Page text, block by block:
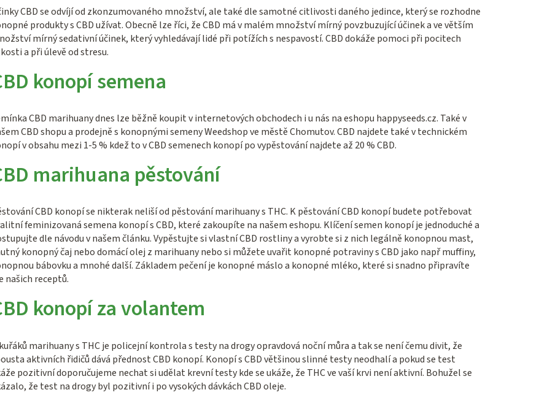
i
s
u
CBD se odvíjí od zkonzumovaného množství, ale také dle samotné citlivosti daného jedince, který se rozhodne
produkty s CBD užívat. Obecně lze říci, že CBD má v malém množství mírný povzbuzující účinek a ve větším
mírný sedativní účinek, který vyhledávají lidé při potížích s nespavostí. CBD dokáže pomoci při pocitech
a při úlevě od stresu.
konopí semena
CBD marihuany dnes lze běžně koupit v internetových obchodech i u nás na eshopu happyseeds.cz. Také v
CBD shopu a prodejně s konopnými semeny Weedshop ve městě Chomutov. CBD najdete také v technickém
v obsahu mezi 1-5 % kdež to v CBD semenech konopí po vypěstování najdete až 20 % CBD.
marihuana pěstování
CBD konopí se nikterak neliší od pěstování marihuany s THC. K pěstování CBD konopí budete potřebovat
feminizovaná semena konopí s CBD, které zakoupíte na našem eshopu. Klíčení semen konopí je jednoduché a
dle návodu v našem článku. Vypěstujte si vlastní CBD rostliny a vyrobte si z nich legálně konopnou mast,
konopný čaj nebo domácí olej z marihuany nebo si můžete uvařit konopné potraviny s CBD jako např muffiny,
bábovku a mnohé další. Základem pečení je konopné máslo a konopné mléko, které si snadno připravíte
našich receptů.
konopí za volantem
marihuany s THC je policejní kontrola s testy na drogy opravdová noční můra a tak se není čemu divit, že
aktivních řidičů dává přednost CBD konopí. Konopí s CBD většinou slinné testy neodhalí a pokud se test
pozitivní doporučujeme nechat si udělat krevní testy kde se ukáže, že THC ve vaší krvi není aktivní. Bohužel se
že test na drogy byl pozitivní i po vysokých dávkách CBD oleje.